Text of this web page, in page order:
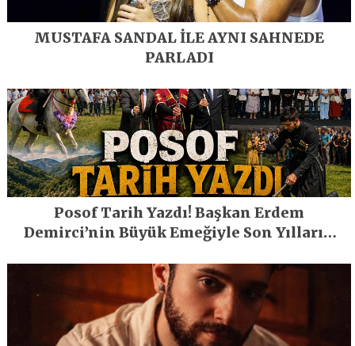
MUSTAFA SANDAL İLE AYNI SAHNEDE
PARLADI
Posof Tarih Yazdı! Başkan Erdem
Demirci’nin Büyük Emeğiyle Son Yılların